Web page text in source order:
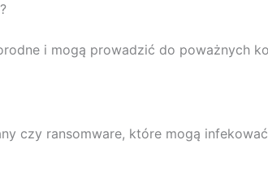
i mogą prowadzić do poważnych
czy ransomware, które mogą